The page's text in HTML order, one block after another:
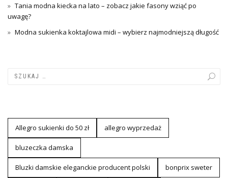
Tania modna kiecka na lato – zobacz jakie fasony wziąć po
uwagę?
Modna sukienka koktajlowa midi – wybierz najmodniejszą długość
Allegro sukienki do 50 zł allegro wyprzedaż
bluzeczka damska
Bluzki damskie eleganckie producent polski bonprix sweter